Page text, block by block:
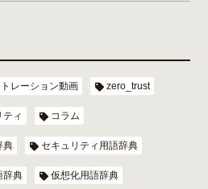
レーション動画 zero_trust
ティ コラム
典 セキュリティ用語辞典
辞典 仮想化用語辞典